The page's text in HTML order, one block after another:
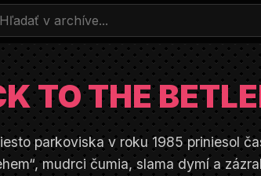
TO THE
parkoviska v roku 1985 priniesol
mudrci čumia, slama dymí a